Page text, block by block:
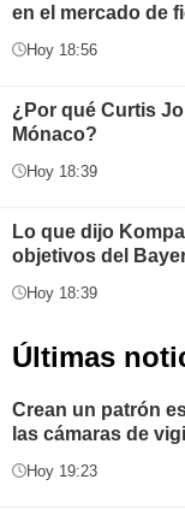
en el mercado de
Hoy 18:56
¿Por qué Curtis
Mónaco?
Hoy 18:39
Lo que dijo
objetivos del
Hoy 18:39
Últimas
Crean un patrón
las cámaras de
Hoy 19:23